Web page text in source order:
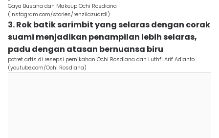
Gaya Busana dan Makeup Ochi Rosdiana
(instagram.com/stories/renzilazuardi)
3. Rok batik sarimbit yang selaras dengan corak
suami menjadikan penampilan lebih selaras,
padu dengan atasan bernuansa biru
potret artis di resepsi pernikahan Ochi Rosdiana dan Luthfi Arif Adianto
(youtube.com/Ochi Rosdiana)